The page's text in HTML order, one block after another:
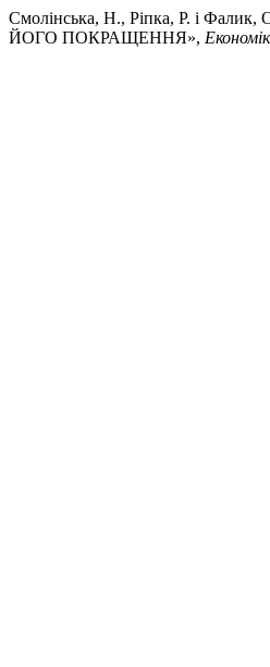
Смолінська, Н., Ріпка, Р. і
ЙОГО ПОКРАЩЕННЯ»,